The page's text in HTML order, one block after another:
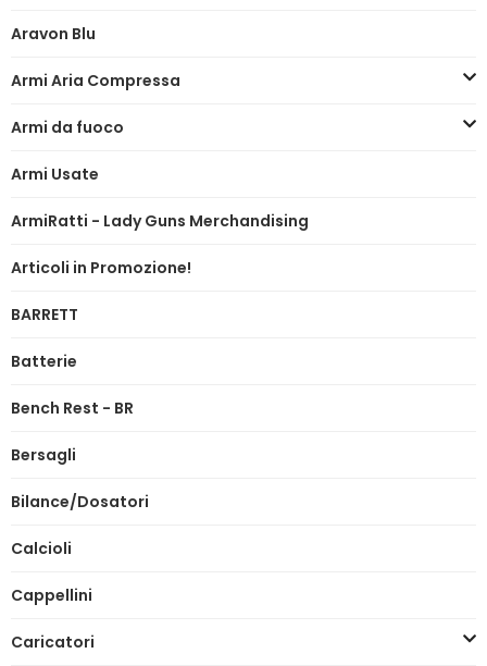
Aravon Blu
Armi Aria Compressa
Armi da fuoco
Armi Usate
ArmiRatti - Lady Guns Merchandising
Articoli in Promozione!
BARRETT
Batterie
Bench Rest - BR
Bersagli
Bilance/Dosatori
Calcioli
Cappellini
Caricatori